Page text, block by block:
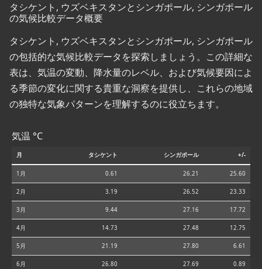
タシケント, ウズベキスタンとシンガポール, シンガポール
の気候比較データ概要
タシケント, ウズベキスタンとシンガポール, シンガポール
の包括的な気候比較データを探索しましょう。この詳細な
表は、気温の変動、降水量のレベル、および気候要因によ
る季節の変化に関する貴重な洞察を提供し、これらの地域
の独特な気象パターンを理解するのに役立ちます。
気温 °C
月 タシケント シンガポール +/-
1月 0.61 26.21 25.60
2月 3.19 26.52 23.33
3月 9.44 27.16 17.72
4月 14.73 27.48 12.75
5月 21.19 27.80 6.61
6月 26.80 27.69 0.89